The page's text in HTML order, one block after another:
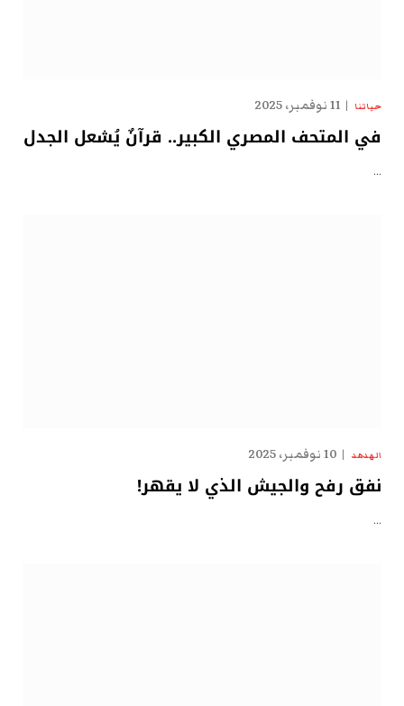
حياتنا 11 نوفمبر، 2025
في المتحف المصري الكبير.. قرآنٌ يُشعل الجدل
…
الهدهد 10 نوفمبر، 2025
نفق رفح والجيش الذي لا يقهر!
…